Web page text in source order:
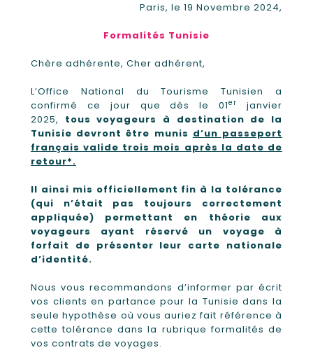
Paris, le 19 Novembre 2024,
Formalités Tunisie
Chère adhérente, Cher adhérent,
L’Office National du Tourisme Tunisien a
confirmé ce jour que dès le 01er
janvier
2025, tous voyageurs à destination de la
Tunisie devront être munis d’un passeport
français valide trois mois après la date de
retour*.
Il ainsi mis officiellement fin à la tolérance
(qui n’était pas toujours correctement
appliquée) permettant en théorie aux
voyageurs ayant réservé un voyage à
forfait de présenter leur carte nationale
d’identité.
Nous vous recommandons d’informer par écrit
vos clients en partance pour la Tunisie dans la
seule hypothèse où vous auriez fait référence à
cette tolérance dans la rubrique formalités de
vos contrats de voyages.